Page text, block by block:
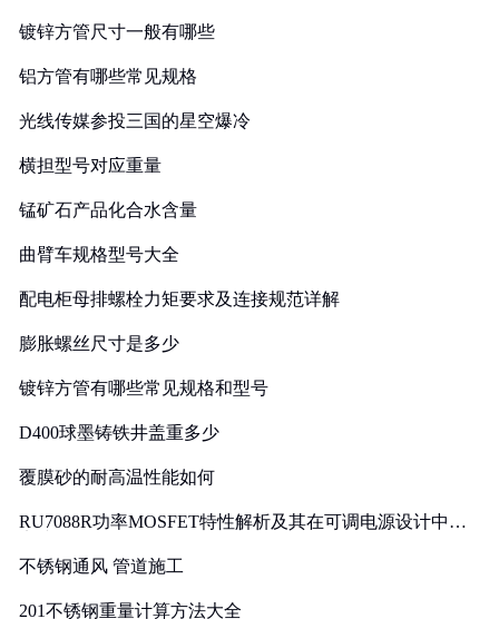
镀锌方管尺寸一般有哪些
铝方管有哪些常见规格
光线传媒参投三国的星空爆冷
横担型号对应重量
锰矿石产品化合水含量
曲臂车规格型号大全
配电柜母排螺栓力矩要求及连接规范详解
膨胀螺丝尺寸是多少
镀锌方管有哪些常见规格和型号
D400球墨铸铁井盖重多少
覆膜砂的耐高温性能如何
RU7088R功率MOSFET特性解析及其在可调电源设计中的
不锈钢通风 管道施工
201不锈钢重量计算方法大全